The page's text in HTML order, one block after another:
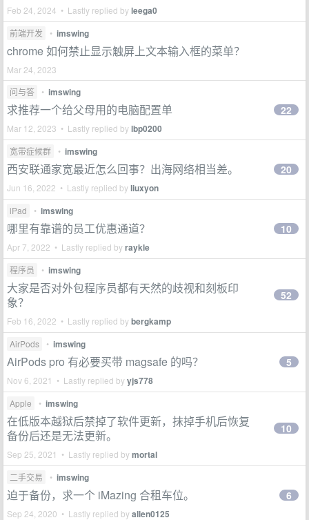
Feb 24, 2024 • Lastly replied byleega0
前端开发 • imswing
chrome 如何禁止显示触屏上文本输入框的菜单？
Mar 24, 2023
问与答
• imswing
求推荐一个给父母用的电脑配置单
Mar 12, 2023 • Lastly replied bylbp0200
22
宽带症候群 • imswing
西安联通家宽最近怎么回事？出海网络相当差。
Jun 16, 2022 • Lastly replied byliuxyon
20
iPad • imswing
哪里有靠谱的员工优惠通道？
Apr 7, 2022 • Lastly replied byraykle
10
程序员 • imswing
大家是否对外包程序员都有天然的歧视和刻板印
象？
Feb 16, 2022 • Lastly replied bybergkamp
52
AirPods • imswing
AirPods pro 有必要买带 magsafe 的吗？
Nov 6, 2021 • Lastly replied byyjs778
5
Apple • imswing
在低版本越狱后禁掉了软件更新，抹掉手机后恢复
备份后还是无法更新。
Sep 25, 2021 • Lastly replied bymortal
10
二手交易 • imswing
迫于备份，求一个 iMazing 合租车位。
Sep 24, 2020 • Lastly replied byallen0125
6